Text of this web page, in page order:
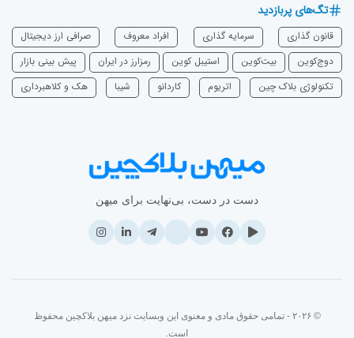
تگ‌های پربازدید
قانون گذاری سرمایه‌ گذاری افراد معروف
صرافی ارز دیجیتال
دوج‌کوین
بیت‌کوین استیبل کوین رمزارز در ایران
پیش بینی بازار
تکنولوژی بلاک چین
اتریوم ‌کاردانو شیبا هک و کلاهبرداری
دست در دست، بی‌نهایت برای میهن
© ۲۰۲۶ - تمامی حقوق مادی و معنوی این وبسایت نزد میهن بلاکچین محفوظ
است.